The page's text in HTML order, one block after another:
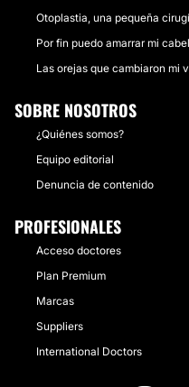
Otoplastia, una pequeña
Por fin puedo amarrar mi
Las orejas que cambiaron mi
SOBRE NOSOTROS
¿Quiénes somos?
Equipo editorial
Denuncia de contenido
PROFESIONALES
Acceso doctores
Plan Premium
Marcas
Suppliers
International Doctors